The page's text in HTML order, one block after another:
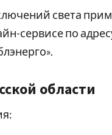
света
сервисе по
области